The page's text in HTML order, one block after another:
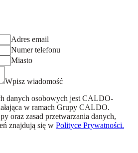
Adres email
Numer telefonu
Miasto
Wpisz wiadomość
danych osobowych jest CALDO-
w ramach Grupy CALDO.
oraz zasad przetwarzania danych,
znajdują się w Polityce Prywatności.